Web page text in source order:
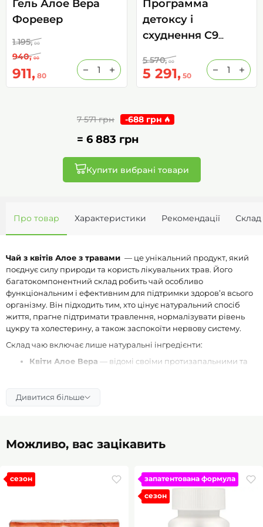
Гель Алое Вера
Форевер
911, 80
940, 00
1 195, 00
Программа
детоксу і
схуднення С9
5 291, 50
5 570, 00
7 571 грн -688 грн
= 6 883 грн
Купити вибрані товари
Про товар Характеристики Рекомендації Склад
Чай з квітів Алое з травами — це унікальний продукт, який
поєднує силу природи та користь лікувальних трав. Його
багатокомпонентний склад робить чай особливо
функціональним і ефективним для підтримки здоров’я всього
організму. Він підходить тим, хто цінує натуральний спосіб
життя, прагне підтримати травлення, нормалізувати рівень
цукру та холестерину, а також заспокоїти нервову систему.
Склад чаю включає лише натуральні інгредієнти:
Квіти Алое Вера — відомі своїми протизапальними та
травної системи та стимулюють імунітет.
шлунково-кишкового тракту.
Зверобій— підвищує рівень серотоніну, нормалізує
депресією.
— знімає запалення, заспокоює нервову
систему та підтримує здоров’я шкіри.
Кориця, гвоздика, кардамон, імбир, душистий
Дивитися більше
Можливо, вас зацікавить
сезон
запатентована формула
сезон